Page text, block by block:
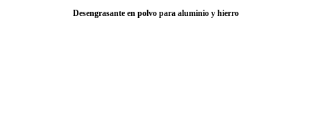
Desengrasante en polvo para aluminio y hierro